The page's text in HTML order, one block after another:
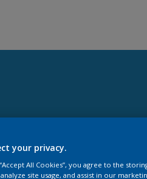
your privacy.
All Cookies”, you agree to the
site usage, and assist in our